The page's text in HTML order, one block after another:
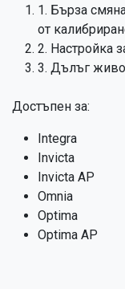
1. Бърза
от
2. Настройка
3. Дълъг
Достъпен за:
Integra
Invicta
Invicta AP
Omnia
Optima
Optima AP